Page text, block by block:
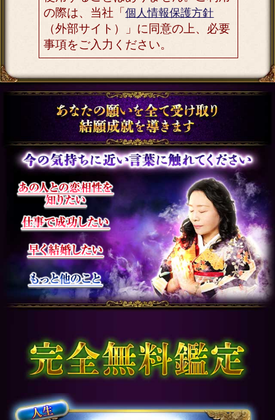
▲カテゴリーTOPへ
注意事項
ご利用料金について
り宿願成就”伊予国の結願霊能者
摩孔」は有料コンテンツです。
占いをご購入の都度、表示料金
のお支払いが必要となります。
同じ占いメニューを同じ内容で
占う場合でも、その都度料金が
発生しますのでご注意くださ
い。
占い結果について
一度ご購入いただいた占い結果
は、最初に購入された日を含め
10日間閲覧が可能です。ご購入
した際に送信されます注文受付
自動配信メールをご確認いただ
き、そちらに記載されておりま
すURLより閲覧することが可能
です。ご購入した占い結果をデ
ータとして保存しておくことは
できませんので、10日間を超え
いたします。
動作環境
各商品ページにも動作環境が明
ださい。
この占い番組は、次の環境でご